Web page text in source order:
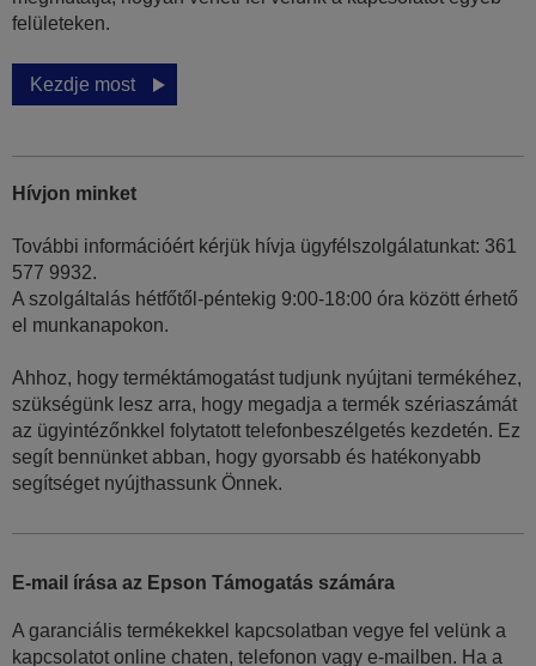
felületeken.
Kezdje most
Hívjon minket
További információért kérjük hívja ügyfélszolgálatunkat: 361
577 9932.
A szolgáltalás hétfőtől-péntekig 9:00-18:00 óra között érhető
el munkanapokon.
Ahhoz, hogy terméktámogatást tudjunk nyújtani termékéhez,
szükségünk lesz arra, hogy megadja a termék szériaszámát
az ügyintézőnkkel folytatott telefonbeszélgetés kezdetén. Ez
segít bennünket abban, hogy gyorsabb és hatékonyabb
segítséget nyújthassunk Önnek.
E-mail írása az Epson Támogatás számára
A garanciális termékekkel kapcsolatban vegye fel velünk a
kapcsolatot online chaten, telefonon vagy e-mailben. Ha a